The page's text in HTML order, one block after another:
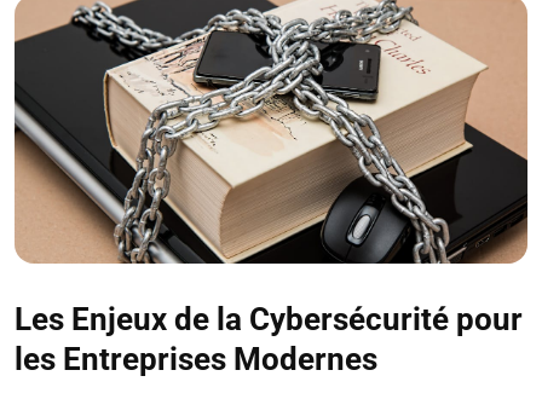
Les Enjeux de la Cybersécurité pour
les Entreprises Modernes